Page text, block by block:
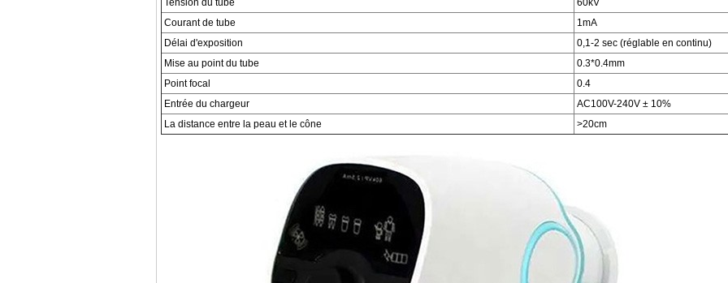
Tension du tube
60kV
Courant de tube
1mA
Délai d'exposition
0,1-2 sec (réglable en continu)
Mise au point du tube
0.3*0.4mm
Point focal
0.4
Entrée du chargeur
AC100V-240V ± 10%
La distance entre la peau et le cône
>20cm